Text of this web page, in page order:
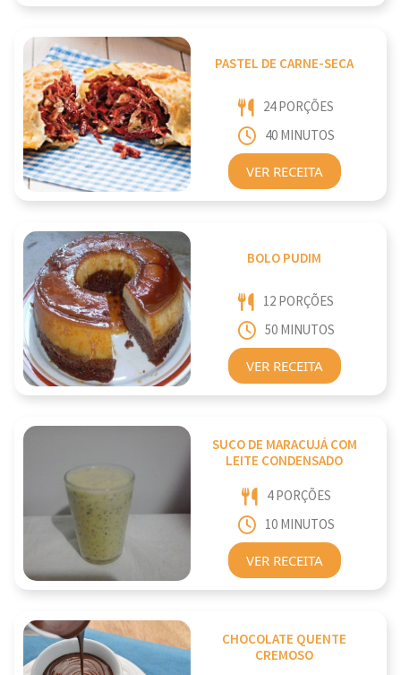
PASTEL DE CARNE-SECA
24 PORÇÕES
40 MINUTOS
VER RECEITA
BOLO PUDIM
12 PORÇÕES
50 MINUTOS
VER RECEITA
SUCO DE MARACUJÁ COM
LEITE CONDENSADO
4 PORÇÕES
10 MINUTOS
VER RECEITA
CHOCOLATE QUENTE
CREMOSO